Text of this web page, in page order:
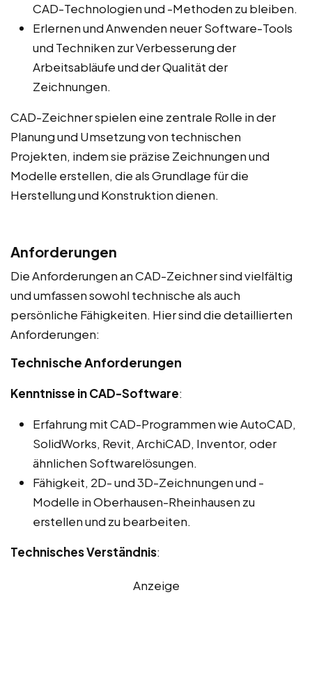
CAD-Technologien und -Methoden zu bleiben.
Erlernen und Anwenden neuer Software-Tools
und Techniken zur Verbesserung der
Arbeitsabläufe und der Qualität der
Zeichnungen.
CAD-Zeichner spielen eine zentrale Rolle in der
Planung und Umsetzung von technischen
Projekten, indem sie präzise Zeichnungen und
Modelle erstellen, die als Grundlage für die
Herstellung und Konstruktion dienen.
Anforderungen
Die Anforderungen an CAD-Zeichner sind vielfältig
und umfassen sowohl technische als auch
persönliche Fähigkeiten. Hier sind die detaillierten
Anforderungen:
Technische Anforderungen
Kenntnisse in CAD-Software:
Erfahrung mit CAD-Programmen wie AutoCAD,
SolidWorks, Revit, ArchiCAD, Inventor, oder
ähnlichen Softwarelösungen.
Fähigkeit, 2D- und 3D-Zeichnungen und -
Modelle in Oberhausen-Rheinhausen zu
erstellen und zu bearbeiten.
Technisches Verständnis:
Anzeige